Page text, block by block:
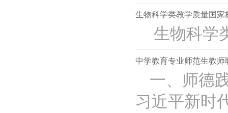
生物科学类教学质量国
生物科学
中学教育专业师范生教
一、师德
习近平新时